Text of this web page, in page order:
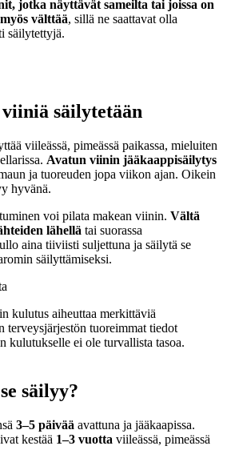
jotka näyttävät sameilta tai joissa on
välttää, sillä ne saattavat olla
säilytettyjä.
säilytetään
viileässä, pimeässä paikassa, mieluiten
Avatun viinin jääkaappisäilytys
ja tuoreuden jopa viikon ajan. Oikein
hyvänä.
voi pilata makean viinin. Vältä
lähellä tai suorassa
aina tiiviisti suljettuna ja säilytä se
säilyttämiseksi.
kulutus aiheuttaa merkittäviä
terveysjärjestön tuoreimmat tiedot
kulutukselle ei ole turvallista tasoa.
säilyy?
3–5 päivää avattuna ja jääkaapissa.
kestää 1–3 vuotta viileässä, pimeässä